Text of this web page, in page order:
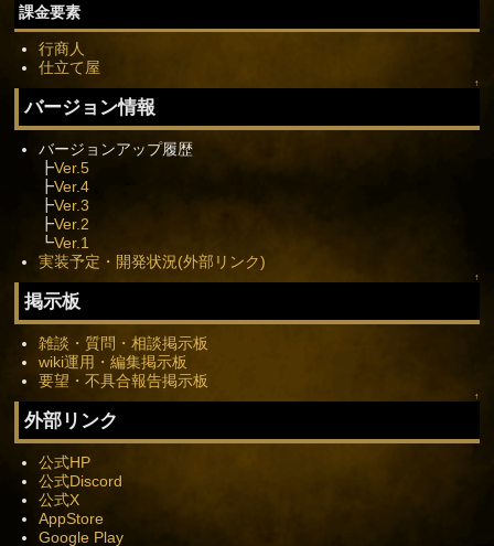
課金要素
行商人
仕立て屋
↑
バージョン情報
バージョンアップ履歴
┣Ver.5
┣Ver.4
┣Ver.3
┣Ver.2
┗Ver.1
実装予定・開発状況(外部リンク)
↑
掲示板
雑談・質問・相談掲示板
wiki運用・編集掲示板
要望・不具合報告掲示板
↑
外部リンク
公式HP
公式Discord
公式X
AppStore
Google Play